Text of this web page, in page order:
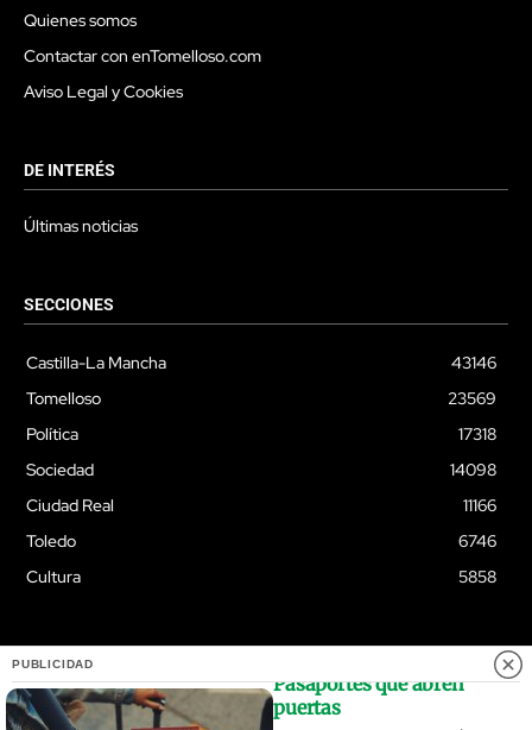
Quienes somos
Contactar con enTomelloso.com
Aviso Legal y Cookies
DE INTERÉS
Últimas noticias
SECCIONES
Castilla-La Mancha
43146
Tomelloso
23569
Política
17318
Sociedad
14098
Ciudad Real
11166
Toledo
6746
Cultura
5858
© Quixoteus
PUBLICIDAD
Pasaportes que abren
puertas